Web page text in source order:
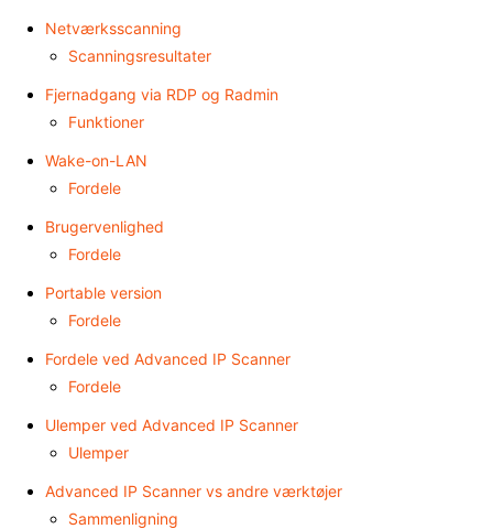
Netværksscanning
Scanningsresultater
Fjernadgang via RDP og Radmin
Funktioner
Wake-on-LAN
Fordele
Brugervenlighed
Fordele
Portable version
Fordele
Fordele ved Advanced IP Scanner
Fordele
Ulemper ved Advanced IP Scanner
Ulemper
Advanced IP Scanner vs andre værktøjer
Sammenligning